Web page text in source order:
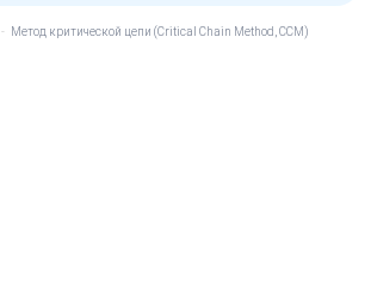
- Метод критической цепи (Critical Chain Method, CCM)